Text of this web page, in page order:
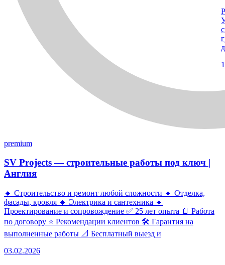
premium
SV Projects — строительные работы под ключ |
Англия
🔹 Строительство и ремонт любой сложности 🔹 Отделка,
фасады, кровля 🔹 Электрика и сантехника 🔹
Проектирование и сопровождение ✅ 25 лет опыта 📄 Работа
по договору ⭐ Рекомендации клиентов 🛠 Гарантия на
выполненные работы 📐 Бесплатный выезд и
03.02.2026